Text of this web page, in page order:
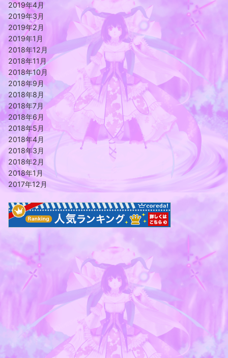
2019年4月
2019年3月
2019年2月
2019年1月
2018年12月
2018年11月
2018年10月
2018年9月
2018年8月
2018年7月
2018年6月
2018年5月
2018年4月
2018年3月
2018年2月
2018年1月
2017年12月